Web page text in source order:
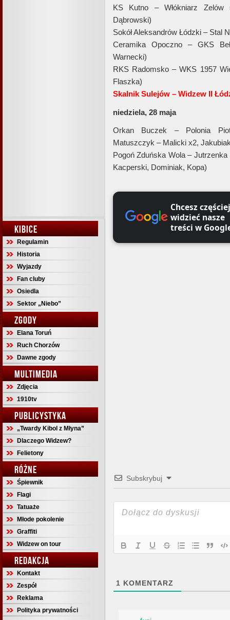
KIBICE
Regulamin
Historia
Wyjazdy
Fan cluby
Osiedla
Sektor „Niebo”
ZGODY
Elana Toruń
Ruch Chorzów
Dawne zgody
MULTIMEDIA
Zdjęcia
1910tv
PUBLICYSTYKA
„Twardy Kibol z Młyna”
Dlaczego Widzew?
Felietony
RÓŻNE
Śpiewnik
Flagi
Tatuaże
Młode pokolenie
Graffiti
Widzew on tour
REDAKCJA
Kontakt
Zespół
Reklama
Polityka prywatności
KS Kutno – Włókniarz Zelów
Dąbrowski)
Sokół Aleksandrów Łódzki – Stal
Ceramika Opoczno – GKS
Warnecki)
RKS Radomsko – WKS 1957
Flaszka)
Skalnik Sulejów – Widzew II
niedziela, 28 maja
Orkan Buczek – Polonia
Matuszczyk – Malicki x2,
Pogoń Zduńska Wola –
Kacperski, Dominiak, Kopa)
Chcesz częściej
widzieć nasze
treści w
Subskrybuj
1 KOMENTARZ